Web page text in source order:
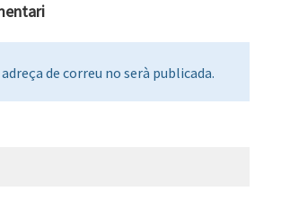
adreça de correu no serà publicada.